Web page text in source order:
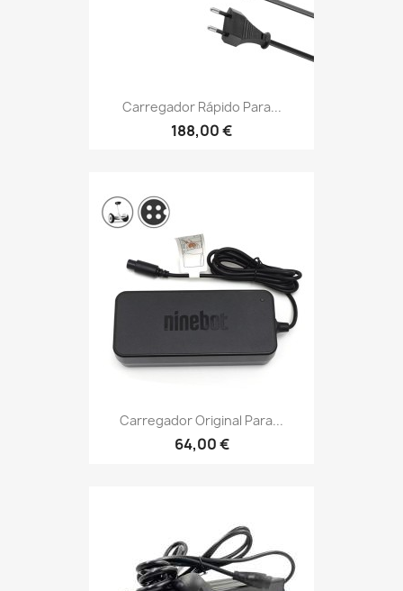
Carregador Rápido Para...
188,00 €
Carregador Original Para...
64,00 €